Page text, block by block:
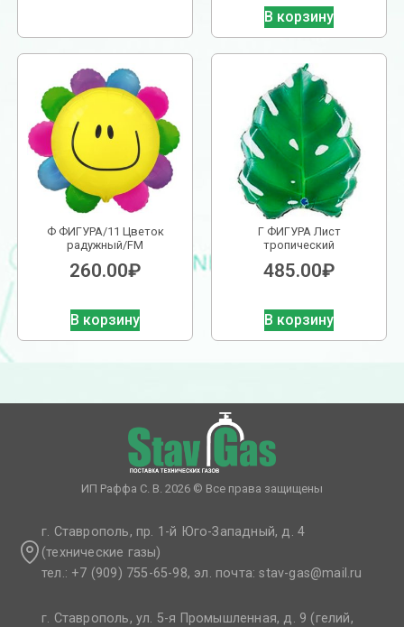
В корзину
Ф ФИГУРА/11 Цветок
радужный/FM
260.00₽
В корзину
Г ФИГУРА Лист
тропический
485.00₽
В корзину
ИП Раффа С. В. 2026 © Все права защищены
г. Ставрополь, пр. 1-й Юго-Западный, д. 4
(технические газы)
тел.: +7 (909) 755-65-98, эл. почта: stav-gas@mail.ru​
г. Ставрополь, ул. 5-я Промышленная, д. 9 (гелий,